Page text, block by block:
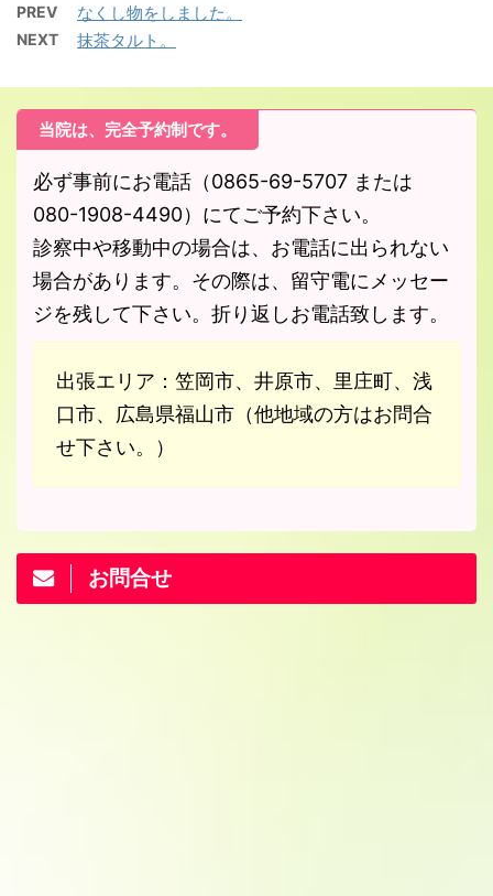
PREV なくし物をしました。
NEXT 抹茶タルト。
当院は、完全予約制です。
必ず事前にお電話（0865-69-5707 または
080-1908-4490）にてご予約下さい。
診察中や移動中の場合は、お電話に出られない
場合があります。その際は、留守電にメッセー
ジを残して下さい。折り返しお電話致します。
出張エリア：笠岡市、井原市、里庄町、浅
口市、広島県福山市（他地域の方はお問合
せ下さい。）
お問合せ